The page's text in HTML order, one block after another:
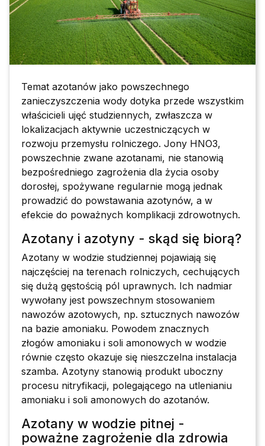
Temat azotanów jako powszechnego
zanieczyszczenia wody dotyka przede wszystkim
właścicieli ujęć studziennych, zwłaszcza w
lokalizacjach aktywnie uczestniczących w
rozwoju przemysłu rolniczego. Jony HNO3,
powszechnie zwane azotanami, nie stanowią
bezpośredniego zagrożenia dla życia osoby
dorosłej, spożywane regularnie mogą jednak
prowadzić do powstawania azotynów, a w
efekcie do poważnych komplikacji zdrowotnych.
Azotany i azotyny - skąd się biorą?
Azotany w wodzie studziennej pojawiają się
najczęściej na terenach rolniczych, cechujących
się dużą gęstością pól uprawnych. Ich nadmiar
wywołany jest powszechnym stosowaniem
nawozów azotowych, np. sztucznych nawozów
na bazie amoniaku. Powodem znacznych
złogów amoniaku i soli amonowych w wodzie
równie często okazuje się nieszczelna instalacja
szamba. Azotyny stanowią produkt uboczny
procesu nitryfikacji, polegającego na utlenianiu
amoniaku i soli amonowych do azotanów.
Azotany w wodzie pitnej -
poważne zagrożenie dla zdrowia